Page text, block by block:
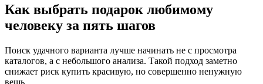
Как выбрать подарок любимому
человеку за пять шагов
Поиск удачного варианта лучше начинать не с просмотра
каталогов, а с небольшого анализа. Такой подход заметно
снижает риск купить красивую, но совершенно ненужную